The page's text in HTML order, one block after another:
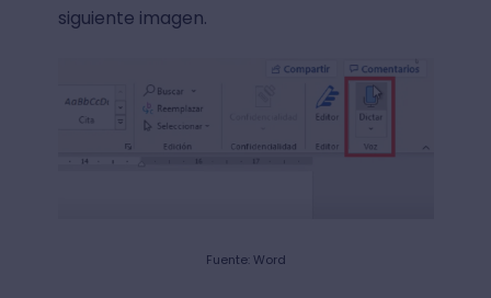
siguiente imagen.
Fuente: Word